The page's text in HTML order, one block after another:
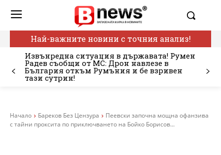
Най-важните новини с точния анализ!
Извънредна ситуация в държавата! Румен
Радев съобщи от МС: Дрон навлезе в
България откъм Румъния и бе взривен
тази сутрин!
Начало Бареков Без Цензура
Пеевски започна мощна офанзива
с тайни проксита по приключването на Бойко Борисов...